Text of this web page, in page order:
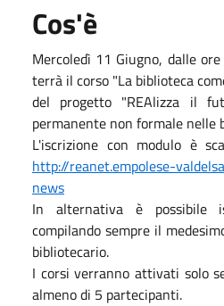
Cos'è
Mercoledì 11 Giugno, dalle
terrà il corso "La biblioteca
del progetto "REAlizza il
permanente non formale nelle
L'iscrizione con modulo è
http://reanet.empolese-
news
In alternativa è possibile
compilando sempre il
bibliotecario.
I corsi verranno attivati solo
almeno di 5 partecipanti.